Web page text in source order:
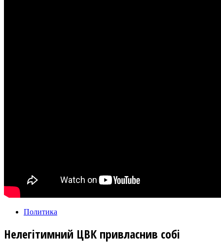
Политика
Нелегітимний ЦВК привласнив собі